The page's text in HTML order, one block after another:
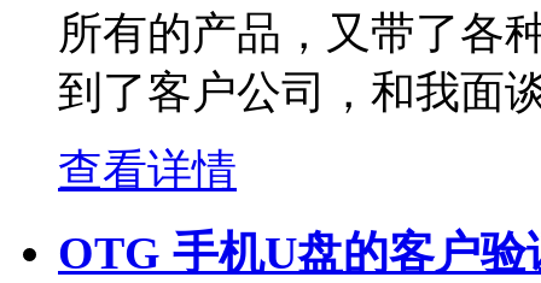
所有的产品，又带了各
到了客户公司，和我面
查看详情
OTG 手机U盘的客户验